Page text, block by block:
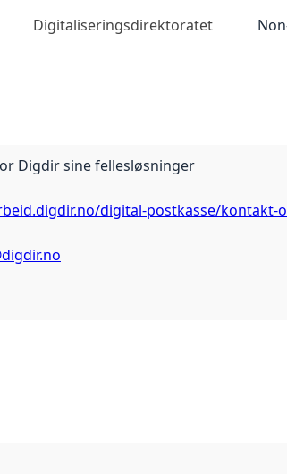
Digitaliseringsdirektoratet
Digdir sine fellesløsninger
digital-postkasse/kontakt-